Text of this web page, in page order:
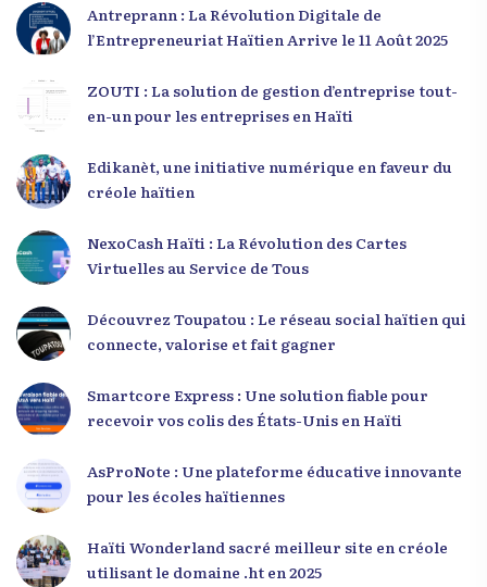
Antreprann : La Révolution Digitale de
l’Entrepreneuriat Haïtien Arrive le 11 Août 2025
ZOUTI : La solution de gestion d’entreprise tout-
en-un pour les entreprises en Haïti
Edikanèt, une initiative numérique en faveur du
créole haïtien
NexoCash Haïti : La Révolution des Cartes
Virtuelles au Service de Tous
Découvrez Toupatou : Le réseau social haïtien qui
connecte, valorise et fait gagner
Smartcore Express : Une solution fiable pour
recevoir vos colis des États-Unis en Haïti
AsProNote : Une plateforme éducative innovante
pour les écoles haïtiennes
Haïti Wonderland sacré meilleur site en créole
utilisant le domaine .ht en 2025